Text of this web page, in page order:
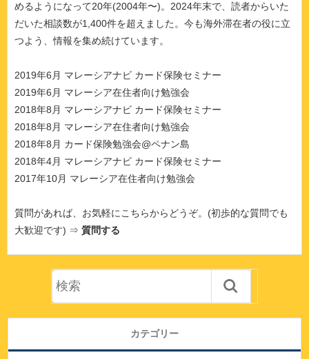
めるようになって20年(2004年〜)。2024年末で、読者からいた
だいた相談数が1,400件を超えました。今も海外滞在者の役に立
つよう、情報を集め続けています。
2019年6月 マレーシアナビ カード保険セミナー
2019年6月 マレーシア在住者向け勉強会
2018年8月 マレーシアナビ カード保険セミナー
2018年8月 マレーシア在住者向け勉強会
2018年8月 カード保険勉強会@ペナン島
2018年4月 マレーシアナビ カード保険セミナー
2017年10月 マレーシア在住者向け勉強会
質問があれば、お気軽にこちらからどうぞ。(初歩的な質問でも
大歓迎です) ⇒ 質問する
カテゴリー